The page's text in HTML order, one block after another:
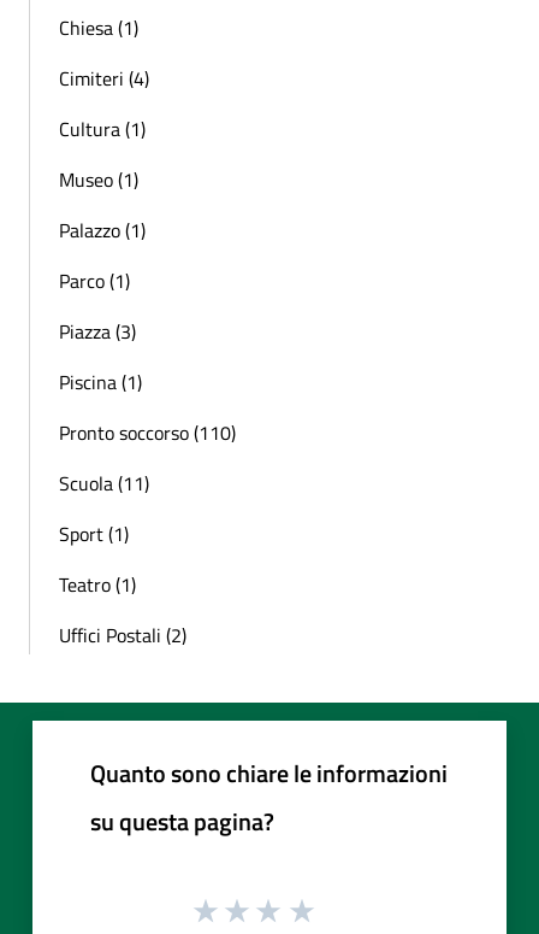
Chiesa (1)
Cimiteri (4)
Cultura (1)
Museo (1)
Palazzo (1)
Parco (1)
Piazza (3)
Piscina (1)
Pronto soccorso (110)
Scuola (11)
Sport (1)
Teatro (1)
Uffici Postali (2)
Quanto sono chiare le informazioni
su questa pagina?